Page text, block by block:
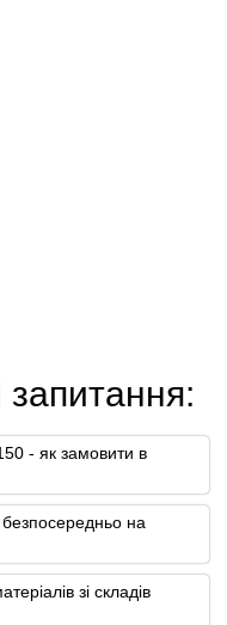
запитання:
- як замовити в
на
зі складів